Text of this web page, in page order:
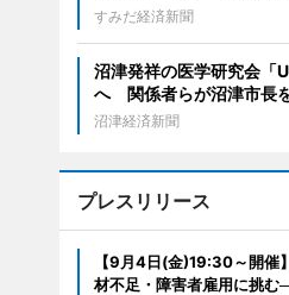
すみだ経済新聞
沼津発祥の医学研究会「
へ 関係者らが沼津市長
沼津経済新聞
プレスリリース
【9月4日(金)19:30～開催
材不足・障害者雇用に挑む